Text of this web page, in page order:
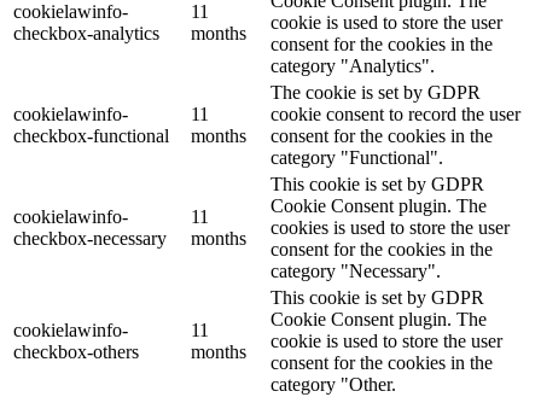
cookielawinfo-
checkbox-analytics
11
months
cookie is used to store the user
consent for the cookies in the
category "Analytics".
cookielawinfo-
checkbox-functional
11
months
The cookie is set by GDPR
cookie consent to record the user
consent for the cookies in the
category "Functional".
cookielawinfo-
checkbox-necessary
11
months
This cookie is set by GDPR
Cookie Consent plugin. The
cookies is used to store the user
consent for the cookies in the
category "Necessary".
cookielawinfo-
checkbox-others
11
months
This cookie is set by GDPR
Cookie Consent plugin. The
cookie is used to store the user
consent for the cookies in the
category "Other.